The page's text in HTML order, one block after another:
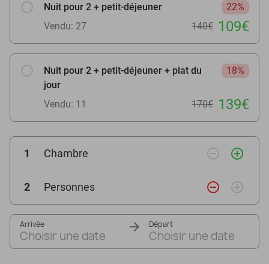
Nuit pour 2 + petit-déjeuner
22%
Vendu: 27
140€ 109€
Nuit pour 2 + petit-déjeuner + plat du
jour
18%
Vendu: 11 170€ 139€
1 Chambre remove_circle_outline add_circle_outline
2 Personnes remove_circle_outline add_circle_outline
Arrivée
Choisir une date
Départ
Choisir une date